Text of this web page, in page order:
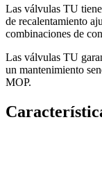
Las válvulas TU
de recalentamiento
combinaciones de
Las válvulas TU
un mantenimiento
MOP.